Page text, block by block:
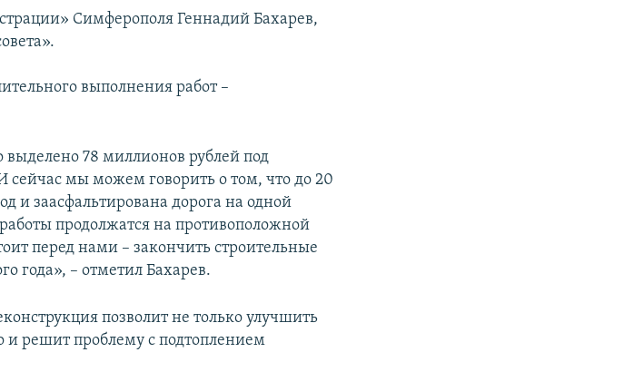
Симферополя Геннадий Бахарев,
выполнения работ –
78 миллионов рублей под
сейчас мы можем говорить о том, что до 20
и заасфальтирована дорога на одной
продолжатся на противоположной
перед нами – закончить строительные
года», – отметил Бахарев.
позволит не только улучшить
и решит проблему с подтоплением